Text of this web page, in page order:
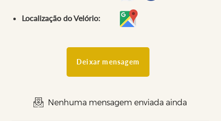
Localização do Velório:
Deixar mensagem
Nenhuma mensagem enviada ainda